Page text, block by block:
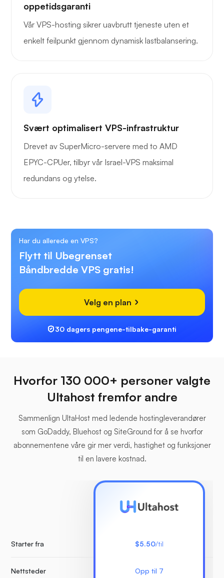
oppetidsgaranti
Vår VPS-hosting sikrer uavbrutt tjeneste uten et
enkelt feilpunkt gjennom dynamisk lastbalansering.
Svært optimalisert VPS-infrastruktur
Drevet av SuperMicro-servere med to AMD
EPYC-CPUer, tilbyr vår Israel-VPS maksimal
redundans og ytelse.
Har du allerede en VPS?
Flytt til Ubegrenset
Båndbredde VPS gratis!
Velg en plan
30 dagers pengene-tilbake-garanti
Hvorfor 130 000+ personer valgte
Ultahost fremfor andre
Sammenlign UltaHost med ledende hostingleverandører
som GoDaddy, Bluehost og SiteGround for å se hvorfor
abonnementene våre gir mer verdi, hastighet og funksjoner
til en lavere kostnad.
Starter fra
Nettsteder
$5.50/til
Opp til 7